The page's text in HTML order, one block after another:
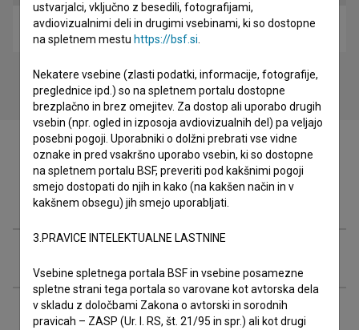
Ostanki (2021)
Filmografija (8)
ustvarjalci, vključno z besedili, fotografijami,
avdiovizualnimi deli in drugimi vsebinami, ki so dostopne
na spletnem mestu https://bsf.si
Nekatere vsebine (zlasti podatki, informacije, fotografije,
preglednice ipd.) so na spletnem portalu dostopne
brezplačno in brez omejitev. Za dostop ali uporabo drugih
vsebin (npr. ogled in izposoja avdiovizualnih del) pa veljajo
posebni pogoji. Uporabniki o dolžni prebrati vse vidne
oznake in pred vsakršno uporabo vsebin, ki so dostopne
na spletnem portalu BSF, preveriti pod kakšnimi pogoji
smejo dostopati do njih in kako (na kakšen način in v
kakšnem obsegu) jih smejo uporabljati.
3.PRAVICE INTELEKTUALNE LASTNINE
Vsebine spletnega portala BSF in vsebine posamezne
spletne strani tega portala so varovane kot avtorska dela
v skladu z določbami Zakona o avtorski in sorodnih
pravicah – ZASP (Ur. l. RS, št. 21/95 in spr.) ali kot drugi